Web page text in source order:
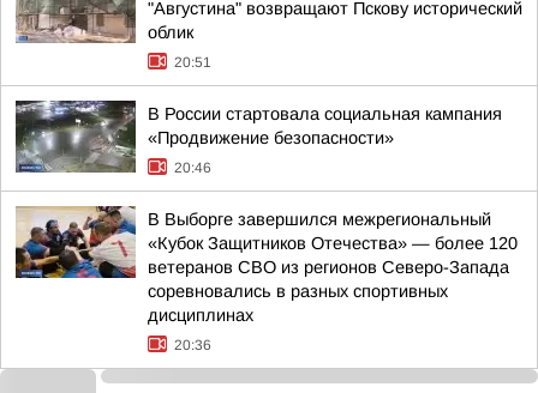
"Августина" возвращают Пскову исторический
облик
20:51
В России стартовала социальная кампания
«Продвижение безопасности»
20:46
В Выборге завершился межрегиональный
«Кубок Защитников Отечества» — более 120
ветеранов СВО из регионов Северо-Запада
соревновались в разных спортивных
дисциплинах
20:36